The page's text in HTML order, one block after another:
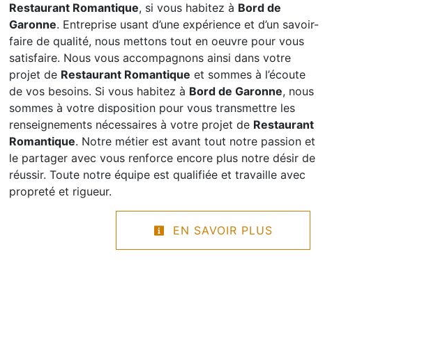
Restaurant Romantique, si vous habitez à Bord de
Garonne. Entreprise usant d’une expérience et d’un savoir-
faire de qualité, nous mettons tout en oeuvre pour vous
satisfaire. Nous vous accompagnons ainsi dans votre
projet de Restaurant Romantique et sommes à l’écoute
de vos besoins. Si vous habitez à Bord de Garonne, nous
sommes à votre disposition pour vous transmettre les
renseignements nécessaires à votre projet de Restaurant
Romantique. Notre métier est avant tout notre passion et
le partager avec vous renforce encore plus notre désir de
réussir. Toute notre équipe est qualifiée et travaille avec
propreté et rigueur.
EN SAVOIR PLUS